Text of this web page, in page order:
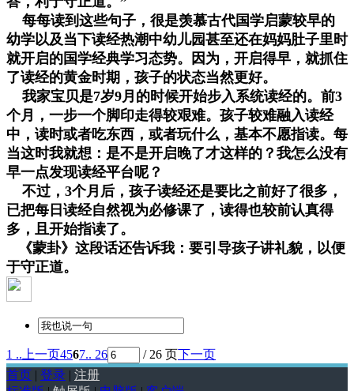
每每读到这些句子，很是羡慕古代国学启蒙较早的
幼学以及当下读经热潮中幼儿园甚至还在妈妈肚子里时
就开启的国学经典学习态势。因为，开启得早，就抓住
了读经的黄金时期，孩子的状态当然更好。
我家宝贝是7岁9月的时候开始步入系统读经的。前3
个月，一步一个脚印走得较艰难。孩子较难融入读经
中，读时或者吃东西，或者玩什么，基本不愿指读。每
当这时我就想：是不是开启晚了才这样的？我怎么没有
早一点发现读经平台呢？
不过，3个月后，孩子读经还是要比之前好了很多，
已把每日读经自然视为必修课了，读得也较前认真得
多，且开始指读了。
《蒙卦》这段话还告诉我：要引导孩子讲礼貌，以便
于守正道。
1 ..上一页4567.. 26 / 26 页
下一页
首页
登录
注册